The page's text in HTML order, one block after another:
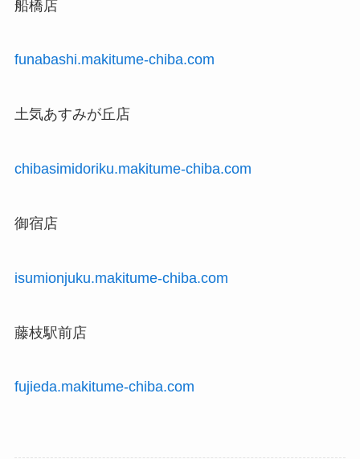
船橋店
funabashi.makitume-chiba.com
土気あすみが丘店
chibasimidoriku.makitume-chiba.com
御宿店
isumionjuku.makitume-chiba.com
藤枝駅前店
fujieda.makitume-chiba.com